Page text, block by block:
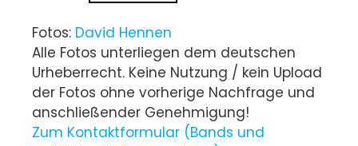
Fotos: David Hennen
Alle Fotos unterliegen dem deutschen
Urheberrecht. Keine Nutzung / kein Upload
der Fotos ohne vorherige Nachfrage und
anschließender Genehmigung!
Zum Kontaktformular (Bands und